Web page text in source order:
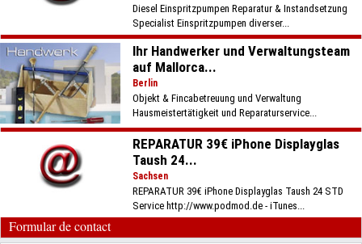
Diesel Einspritzpumpen Reparatur & Instandsetzung
Specialist Einspritzpumpen diverser...
Ihr Handwerker und Verwaltungsteam
auf Mallorca...
Berlin
Objekt & Fincabetreuung und Verwaltung
Hausmeistertätigkeit und Reparaturservice...
REPARATUR 39€ iPhone Displayglas
Taush 24...
Sachsen
REPARATUR 39€ iPhone Displayglas Taush 24 STD
Service http://www.podmod.de - iTunes...
Formular de contact